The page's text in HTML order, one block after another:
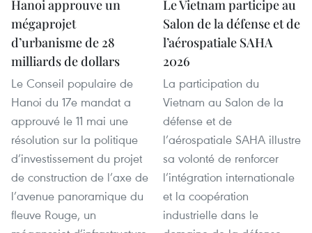
Hanoi approuve un
mégaprojet
d’urbanisme de 28
milliards de dollars
Le Conseil populaire de
Hanoi du 17e mandat a
approuvé le 11 mai une
résolution sur la politique
d’investissement du projet
de construction de l’axe de
l’avenue panoramique du
fleuve Rouge, un
Le Vietnam participe au
Salon de la défense et de
l’aérospatiale SAHA
2026
La participation du
Vietnam au Salon de la
défense et de
l’aérospatiale SAHA illustre
sa volonté de renforcer
l’intégration internationale
et la coopération
industrielle dans le